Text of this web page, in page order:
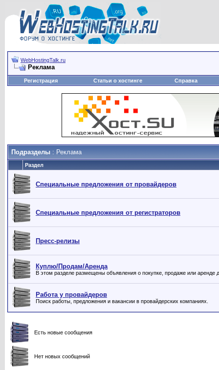
WebHostingTalk.ru
Реклама
Регистрация Статьи о хостинге Справка
Подразделы : Реклама
Раздел
Специальные предложения от провайдеров
Специальные предложения от регистраторов
Пресс-релизы
Куплю/Продам/Аренда
В этом разделе размещены объявления о покупке, продаже или аренде
Работа у провайдеров
Поиск работы, предложения и вакансии в провайдерских компаниях.
Есть новые сообщения
Нет новых сообщений